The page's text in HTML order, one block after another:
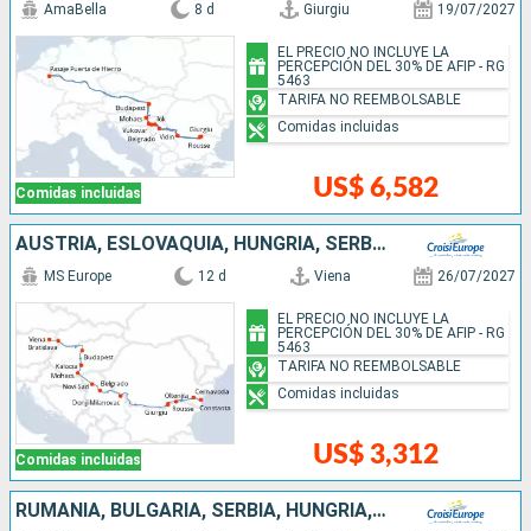
Comidas incluidas
AmaBella 8 d Giurgiu 19/07/2027
US$ 6,582
EL PRECIO NO INCLUYE LA
PERCEPCIÓN DEL 30% DE AFIP - RG
5463
TARIFA NO REEMBOLSABLE
Comidas incluidas
AUSTRIA, ESLOVAQUIA, HUNGRÍA, SERBIA, BULGARIA, RUMANIA
Comidas incluidas
MS Europe 12 d Viena 26/07/2027
US$ 3,312
EL PRECIO NO INCLUYE LA
PERCEPCIÓN DEL 30% DE AFIP - RG
5463
TARIFA NO REEMBOLSABLE
Comidas incluidas
RUMANIA, BULGARIA, SERBIA, HUNGRÍA, ESLOVAQUIA, AUSTRIA